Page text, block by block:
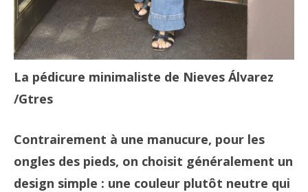
La pédicure minimaliste de Nieves Álvarez
/Gtres
Contrairement à une manucure, pour les
ongles des pieds, on choisit généralement un
design simple : une couleur plutôt neutre qui